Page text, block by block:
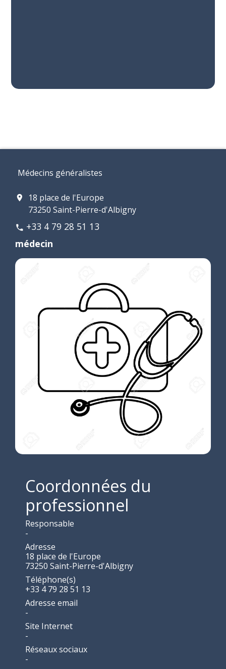
Médecins généralistes
location_on
18 place de l'Europe
73250 Saint-Pierre-d'Albigny
phone +33 4 79 28 51 13
médecin
Coordonnées du
professionnel
Responsable
-
Adresse
18 place de l'Europe
73250 Saint-Pierre-d'Albigny
Téléphone(s)
+33 4 79 28 51 13
Adresse email
-
Site Internet
-
Réseaux sociaux
-